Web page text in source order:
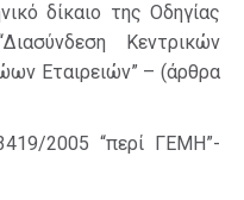
δίκαιο της Οδηγίας
Κεντρικών
Εταιρειών” – (άρθρα
2005 “περί ΓΕΜΗ”-